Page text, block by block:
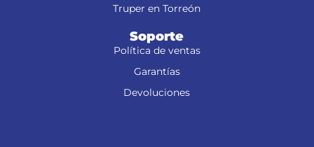
Truper en Torreón
Soporte
Política de ventas
Garantías
Devoluciones